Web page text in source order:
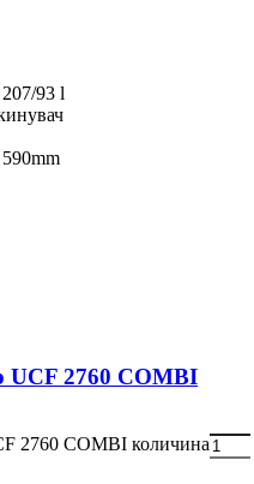
93 l
UCF 2760 COMBI
2760 COMBI количина